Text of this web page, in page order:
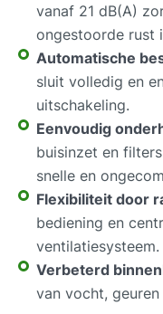
vanaf 21 dB(A)
ongestoorde rust
Automatische
sluit volledig en
uitschakeling.
Eenvoudig
buisinzet en
snelle en
Flexibiliteit door
bediening en
ventilatiesysteem.
Verbeterd
van vocht,